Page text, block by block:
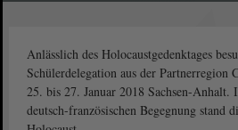
Anlässlich des Holocaustgedenktages
Schülerdelegation aus der Partnerregion
25. bis 27. Januar 2018 Sachsen-
deutsch-französischen Begegnung stand